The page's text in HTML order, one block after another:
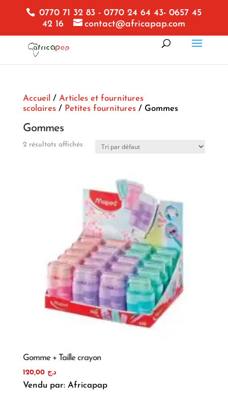
0770 71 32 83 - 0770 24 64 43- 0657 45
42 16
contact@africapap.com
Accueil / Articles et fournitures
scolaires/ Petites fournitures/ Gommes
Gommes
2 résultats affichés
Gomme + Taille crayon
د.ج 120,00
Vendu par: Africapap